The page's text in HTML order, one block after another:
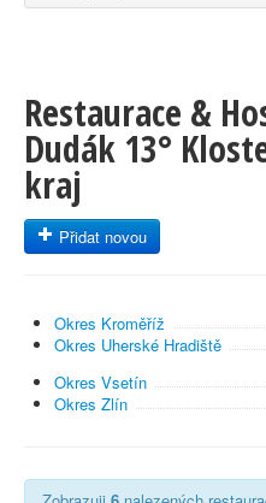
Restaurace &
Dudák 13°
kraj
Přidat novou
Okres Kroměříž
Okres Uherské Hradiště
Okres Vsetín
Okres Zlín